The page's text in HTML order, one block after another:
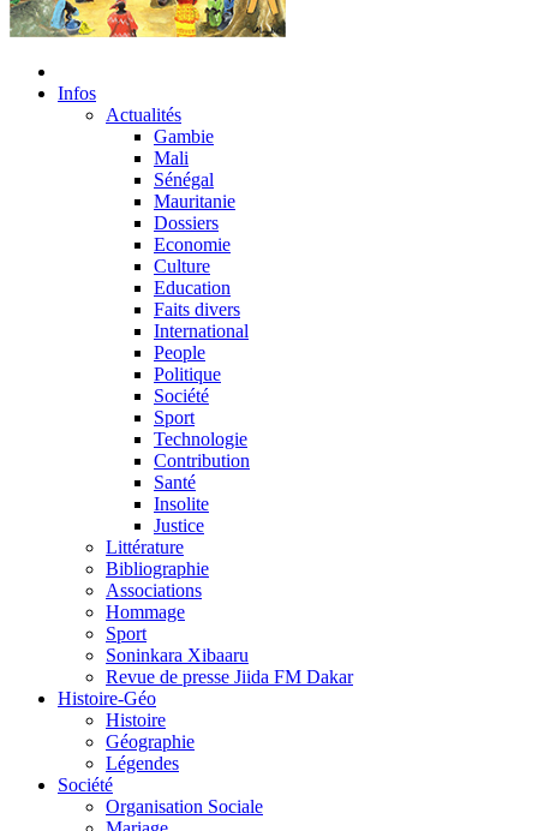
Infos
Actualités
Gambie
Mali
Sénégal
Mauritanie
Dossiers
Economie
Culture
Education
Faits divers
International
People
Politique
Société
Sport
Technologie
Contribution
Santé
Insolite
Justice
Littérature
Bibliographie
Associations
Hommage
Sport
Soninkara Xibaaru
Revue de presse Jiida FM Dakar
Histoire-Géo
Histoire
Géographie
Légendes
Société
Organisation Sociale